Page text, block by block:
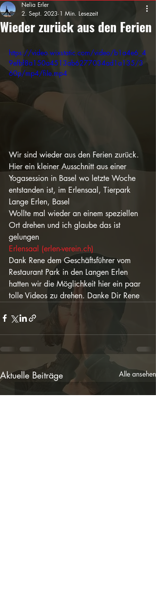
Wieder zurück aus den Ferien
Nelia Erler
2. Sept. 2023 1 Min. Lesezeit
https://video.wixstatic.com/video/b1a4e6_4
9efbf8a150a4513ab6277034ad1a135/3
60p/mp4/file.mp4
Wir sind wieder aus den Ferien zurück.
Hier ein kleiner Ausschnitt aus einer
Yogasession in Basel wo letzte Woche
entstanden ist, im Erlensaal, Tierpark
Lange Erlen, Basel
Wollte mal wieder an einem speziellen
Ort drehen und ich glaube das ist
gelungen
Erlensaal (erlen-verein.ch)
Dank Rene dem Geschäftsführer vom
Restaurant Park in den Langen Erlen
hatten wir die Möglichkeit hier ein paar
tolle Videos zu drehen. Danke Dir Rene
Aktuelle Beiträge Alle ansehen